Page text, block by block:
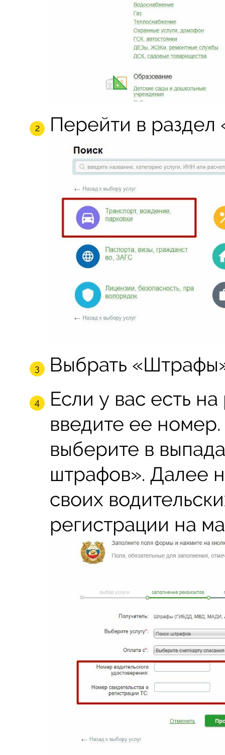
Перейти в раздел
Выбрать
Если у вас есть
введите ее
выберите в
штрафов». Далее
своих
регистрации на